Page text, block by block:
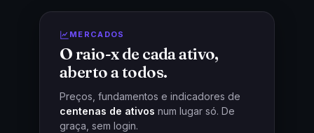
MERCADOS
O raio-x de cada ativo,
aberto a todos.
Preços, fundamentos e indicadores de
centenas de ativos num lugar só. De
graça, sem login.